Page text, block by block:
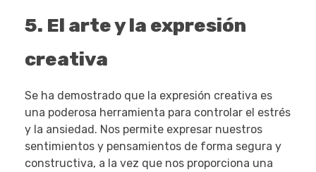
5. El arte y la expresión
creativa
Se ha demostrado que la expresión creativa es
una poderosa herramienta para controlar el estrés
y la ansiedad. Nos permite expresar nuestros
sentimientos y pensamientos de forma segura y
constructiva, a la vez que nos proporciona una